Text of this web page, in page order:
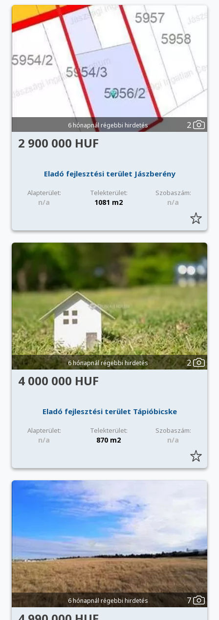
6 hónapnál régebbi hirdetés 2
2 900 000 HUF
Eladó fejlesztési terület Jászberény
Alapterület: Telekterület: Szobaszám:
n/a 1081 m2 n/a
6 hónapnál régebbi hirdetés 2
4 000 000 HUF
Eladó fejlesztési terület Tápióbicske
Alapterület: Telekterület: Szobaszám:
n/a 870 m2 n/a
6 hónapnál régebbi hirdetés 7